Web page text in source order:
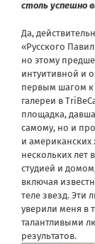
столь успешно
Да,
«Русского
но этому
интуитивной и
первым шагом к
галереи в
площадка,
самому, но и
и
нескольких лет
студией и
включая
теле звезд. Эти
уверили меня в
талантливыми
результатов.